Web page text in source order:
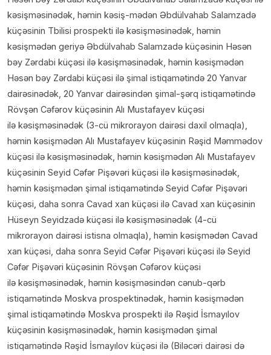
kəsişməsinədək, həmin kəsiş-mədən Əbdülvahab Salamzadə
küçəsinin Tbilisi prospekti ilə kəsişməsinədək, həmin
kəsişmədən geriyə Əbdülvahab Salamzadə küçəsinin Həsən
bəy Zərdabi küçəsi ilə kəsişməsinədək, həmin kəsişmədən
Həsən bəy Zərdabi küçəsi ilə şimal istiqamətində 20 Yanvar
dairəsinədək, 20 Yanvar dairəsindən şimal-şərq istiqamətində
Rövşən Cəfərov küçəsinin Alı Mustafayev küçəsi
ilə kəsişməsinədək (3-cü mikrorayon dairəsi daxil olmaqla),
həmin kəsişmədən Alı Mustafayev küçəsinin Rəşid Məmmədov
küçəsi ilə kəsişməsinədək, həmin kəsişmədən Alı Mustafayev
küçəsinin Seyid Cəfər Pişəvəri küçəsi ilə kəsişməsinədək,
həmin kəsişmədən şimal istiqamətində Seyid Cəfər Pişəvəri
küçəsi, daha sonra Cavad xan küçəsi ilə Cavad xan küçəsinin
Hüseyn Seyidzadə küçəsi ilə kəsişməsinədək (4-cü
mikrorayon dairəsi istisna olmaqla), həmin kəsişmədən Cavad
xan küçəsi, daha sonra Seyid Cəfər Pişəvəri küçəsi ilə Seyid
Cəfər Pişəvəri küçəsinin Rövşən Cəfərov küçəsi
ilə kəsişməsinədək, həmin kəsişməsindən cənub-qərb
istiqamətində Moskva prospektinədək, həmin kəsişmədən
şimal istiqamətində Moskva prospekti ilə Rəşid İsmayılov
küçəsinin kəsişməsinədək, həmin kəsişmədən şimal
istiqamətində Rəşid İsmayılov küçəsi ilə (Biləcəri dairəsi də